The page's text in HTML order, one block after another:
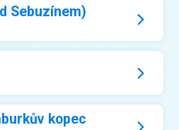
Sebuzínem)
kopec